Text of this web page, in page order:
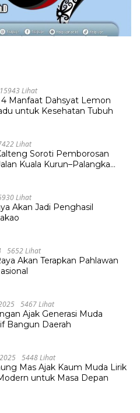
15943 Lihat
Manfaat Dahsyat Lemon
untuk Kesehatan Tubuh
Lihat
Soroti Pemborosan
Kuala Kurun–Palangka
Lihat
Akan Jadi Penghasil
5652 Lihat
Akan Terapkan Pahlawan
5467 Lihat
Ajak Generasi Muda
Bangun Daerah
5448 Lihat
Mas Ajak Kaum Muda Lirik
untuk Masa Depan